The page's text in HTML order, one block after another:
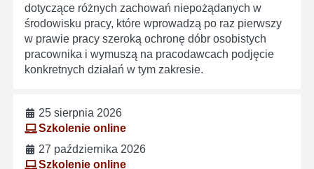
dotyczące różnych zachowań niepożądanych w
środowisku pracy, które wprowadzą po raz pierwszy
w prawie pracy szeroką ochronę dóbr osobistych
pracownika i wymuszą na pracodawcach podjęcie
konkretnych działań w tym zakresie.
25 sierpnia 2026
Szkolenie online
27 października 2026
Szkolenie online